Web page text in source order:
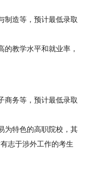
造等，预计最低录取
教学水平和就业率，
务等，预计最低录取
特色的高职院校，其
志于涉外工作的考生